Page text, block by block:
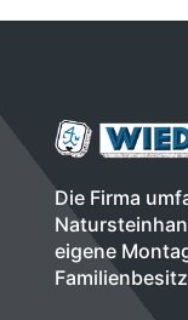
Die Firma
eigene